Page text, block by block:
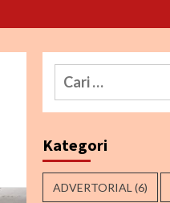
Cari
untuk:
Kategori
ADVERTORIAL (6)